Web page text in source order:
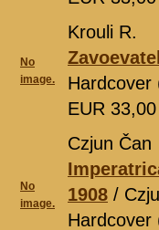
No
image.
Krouli R.
Hardcover
EUR
No
image.
Czjun Čan
1908 /
Hardcover